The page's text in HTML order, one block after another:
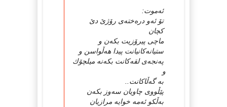
ئەموت:
تۆ ئەو درەختەی رۆژێ دێ
كچان
ماچی پیرۆزیت بكەن و
ستیانەكانیانت پیدا هەڵواسن و
پەنجەی لقەكانت بكەنە میلچۆك
و
بە گەڵاكانت..
پێڵووی چاویان سەوز بكەن
بەڵكو ئەمە خوایە مرازیان